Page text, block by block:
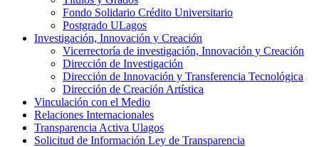
Fondo Solidario Crédito Universitario
Postgrado ULagos
Investigación, Innovación y Creación
Vicerrectoría de investigación, Innovación y Creación
Dirección de Investigación
Dirección de Innovación y Transferencia Tecnológica
Dirección de Creación Artística
Vinculación con el Medio
Relaciones Internacionales
Transparencia Activa Ulagos
Solicitud de Información Ley de Transparencia